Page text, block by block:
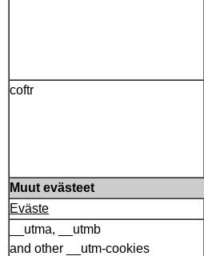
coftr
Muut evästeet
Eväste
__utma, __utmb
and other __utm-cookies